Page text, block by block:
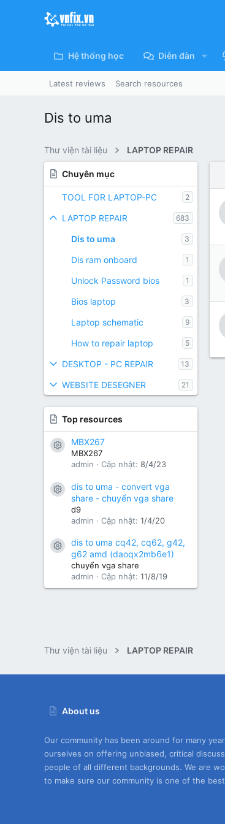
Hệ thống học Diễn đàn
Latest reviews Search resources
Dis to uma
Thư viện tài liệu LAPTOP REPAIR
Chuyên mục
TOOL FOR LAPTOP-PC 2
LAPTOP REPAIR 683
Dis to uma 3
Dis ram onboard 1
Unlock Password bios 1
Bios laptop 3
Laptop schematic 9
How to repair laptop 5
DESKTOP - PC REPAIR 13
WEBSITE DESEGNER 21
Top resources
Resource icon
MBX267
MBX267
admin
Cập nhật: 8/4/23
Resource icon
dis to uma - convert vga
share - chuyển vga share
d9
admin
Cập nhật: 1/4/20
Resource icon
dis to uma cq42, cq62, g42,
g62 amd (daoqx2mb6e1)
chuyển vga share
admin
Cập nhật: 11/8/19
Thư viện tài liệu LAPTOP REPAIR
About us
Our community has been around for many
ourselves on offering unbiased, critical
people of all different backgrounds. We are
to make sure our community is one of the